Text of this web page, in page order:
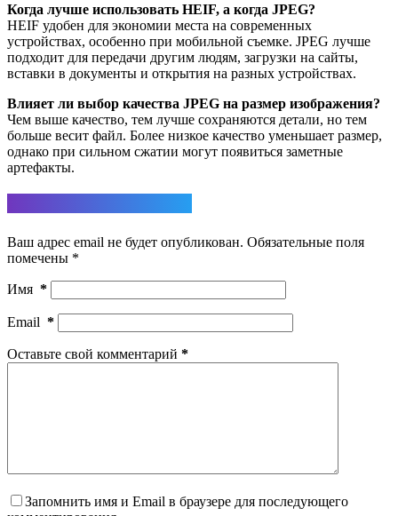
Когда лучше использовать HEIF, а когда JPEG?
HEIF удобен для экономии места на современных
устройствах, особенно при мобильной съемке. JPEG лучше
подходит для передачи другим людям, загрузки на сайты,
вставки в документы и открытия на разных устройствах.
Влияет ли выбор качества JPEG на размер изображения?
Чем выше качество, тем лучше сохраняются детали, но тем
больше весит файл. Более низкое качество уменьшает размер,
однако при сильном сжатии могут появиться заметные
артефакты.
Ваш адрес email не будет опубликован. Обязательные поля
помечены *
Имя *
Email *
Оставьте свой комментарий *
Запомнить имя и Email в браузере для последующего